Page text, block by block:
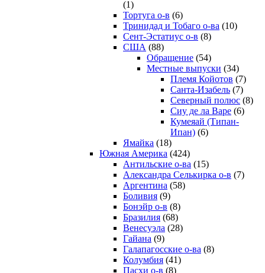
(1)
Тортуга о-в (6)
Тринидад и Тобаго о-ва (10)
Сент-Эстатиус о-в (8)
США (88)
Обращение (54)
Местные выпуски (34)
Племя Койотов (7)
Санта-Изабель (7)
Северный полюс (8)
Сиу де ла Варе (6)
Кумеяай (Типан-
Ипан) (6)
Ямайка (18)
Южная Америка (424)
Антильские о-ва (15)
Александра Селькирка о-в (7)
Аргентина (58)
Боливия (9)
Бонэйр о-в (8)
Бразилия (68)
Венесуэла (28)
Гайана (9)
Галапагосские о-ва (8)
Колумбия (41)
Пасхи о-в (8)